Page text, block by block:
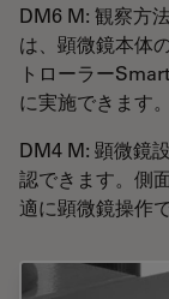
DM6 M: 観察方
は、顕微鏡本体
トローラー
に実施できます。
DM4 M: 顕微鏡
認できます。側
適に顕微鏡操作